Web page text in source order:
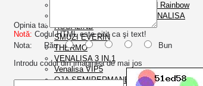
Oja semipermanenta Rosalind Rainbow
OJA SEMIPERMANENTA VENALISA
ROSALIND
SMUZI EVERIN
THERMO
VENALISA 3 IN 1
Venalisa VIP5
OJA SEMIPERMANENTA FSM 10ml- NOU
Opinia ta:
Notă: Codul HTML este citit ca şi text!
Nota: Rău
Bun
Introdu codul din imaginea de mai jos